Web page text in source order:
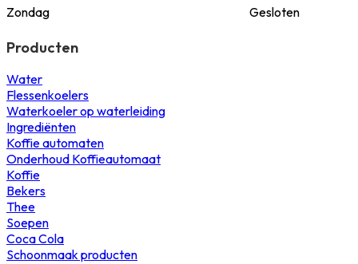
Zondag
Gesloten
Producten
Water
Flessenkoelers
Waterkoeler op waterleiding
Ingrediënten
Koffie automaten
Onderhoud Koffieautomaat
Koffie
Bekers
Thee
Soepen
Coca Cola
Schoonmaak producten